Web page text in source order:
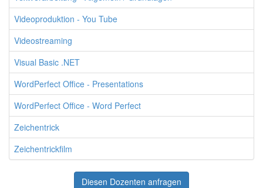
Videoproduktion - You Tube
Videostreaming
Visual Basic .NET
WordPerfect Office - Presentations
WordPerfect Office - Word Perfect
Zeichentrick
Zeichentrickfilm
Diesen Dozenten anfragen